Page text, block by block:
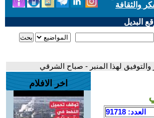
والثقافة
البديل
والتوفيق لهذا المنبر - صباح الشرقي
العدد: 91718
اخر الافلام